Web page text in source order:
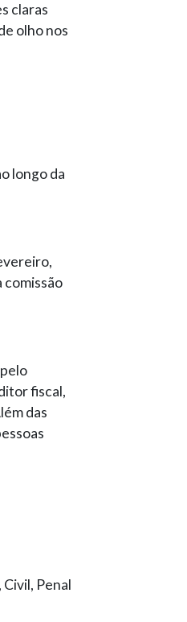
claras
olho nos
longo da
comissão
fiscal,
das
Penal